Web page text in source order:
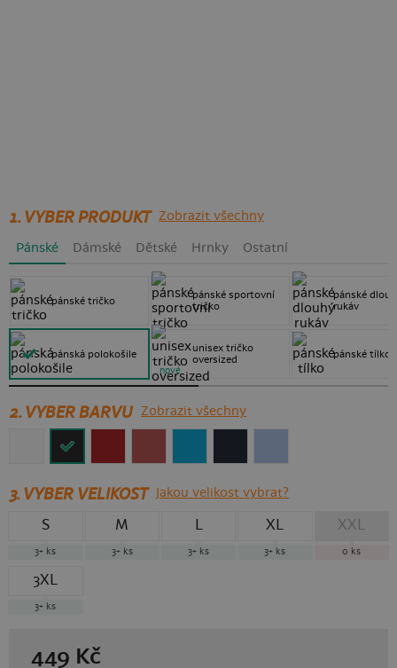
1. VYBER PRODUKT Zobrazit všechny
Pánské Dámské Dětské Hrnky Ostatní
pánské tričko
pánská polokošile
pánské sportovní
tričko
unisex tričko
oversized
nové
pánské
rukáv
pánské tílko
2. VYBER BARVU Zobrazit všechny
3.VYBER VELIKOST Jakou velikost vybrat?
S
3+ ks
M
3+ ks
L
3+ ks
XL
3+ ks
XXL
0 ks
3XL
3+ ks
449 Kč